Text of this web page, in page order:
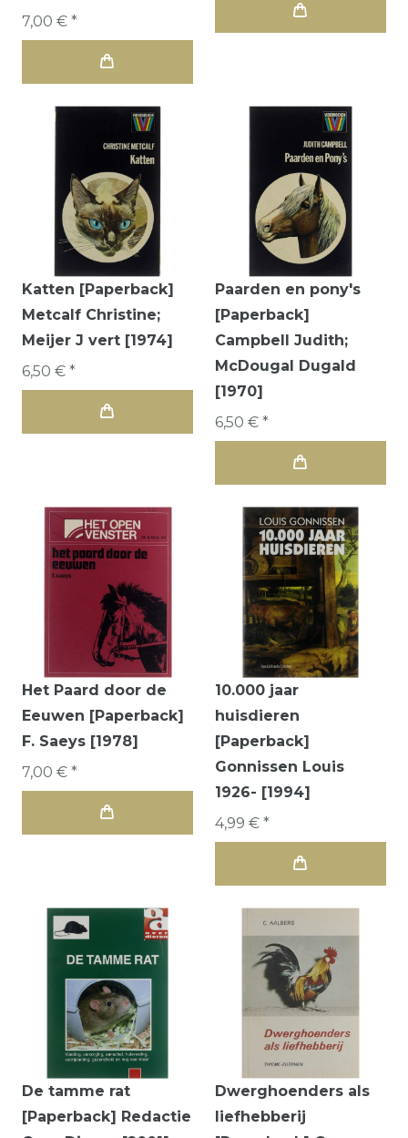
7,00 € *
Katten [Paperback]
Metcalf Christine;
Meijer J vert [1974]
6,50 € *
Paarden en pony's
[Paperback]
Campbell Judith;
McDougal Dugald
[1970]
6,50 € *
Het Paard door de
Eeuwen [Paperback]
F. Saeys [1978]
7,00 € *
10.000 jaar
huisdieren
[Paperback]
Gonnissen Louis
1926- [1994]
4,99 € *
De tamme rat
[Paperback] Redactie
Dwerghoenders als
liefhebberij